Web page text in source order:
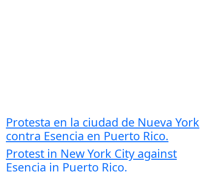
Protesta en la ciudad de Nueva York
contra Esencia en Puerto Rico.
Protest in New York City against
Esencia in Puerto Rico.